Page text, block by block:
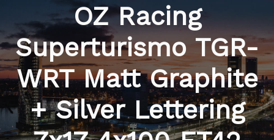
OZ Racing
Superturismo TGR-
WRT Matt Graphite
+ Silver Lettering